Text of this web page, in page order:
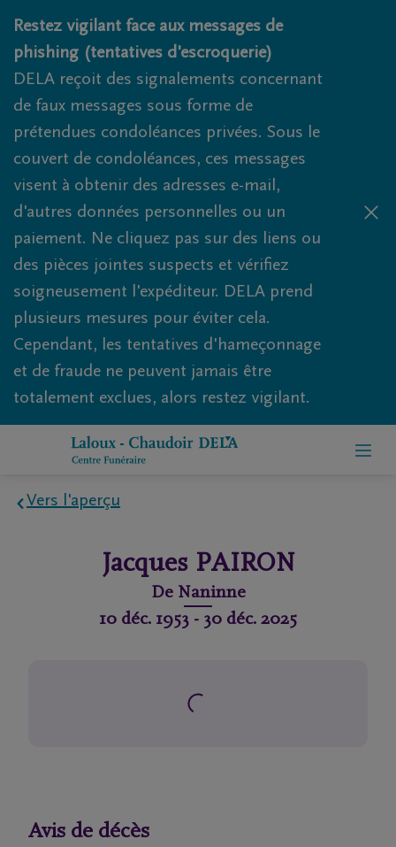
Obituaries.breadcrumbs.SkipLink
Restez vigilant face aux messages de
phishing (tentatives d'escroquerie)
DELA reçoit des signalements concernant
de faux messages sous forme de
prétendues condoléances privées. Sous le
couvert de condoléances, ces messages
visent à obtenir des adresses e-mail,
d'autres données personnelles ou un
paiement. Ne cliquez pas sur des liens ou
des pièces jointes suspects et vérifiez
soigneusement l'expéditeur. DELA prend
plusieurs mesures pour éviter cela.
Cependant, les tentatives d'hameçonnage
et de fraude ne peuvent jamais être
totalement exclues, alors restez vigilant.
Vers l'aperçu
Jacques PAIRON
De Naninne
10 déc. 1953 - 30 déc. 2025
Avis de décès